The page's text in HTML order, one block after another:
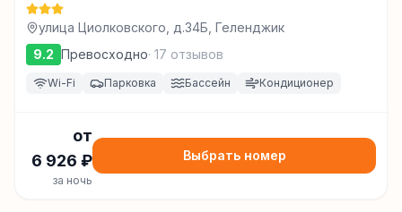
улица Циолковского, д.34Б, Геленджик
9.2 Превосходно· 17 отзывов
Wi-Fi Парковка Бассейн Кондиционер
от
6 926 ₽
за ночь
Выбрать номер